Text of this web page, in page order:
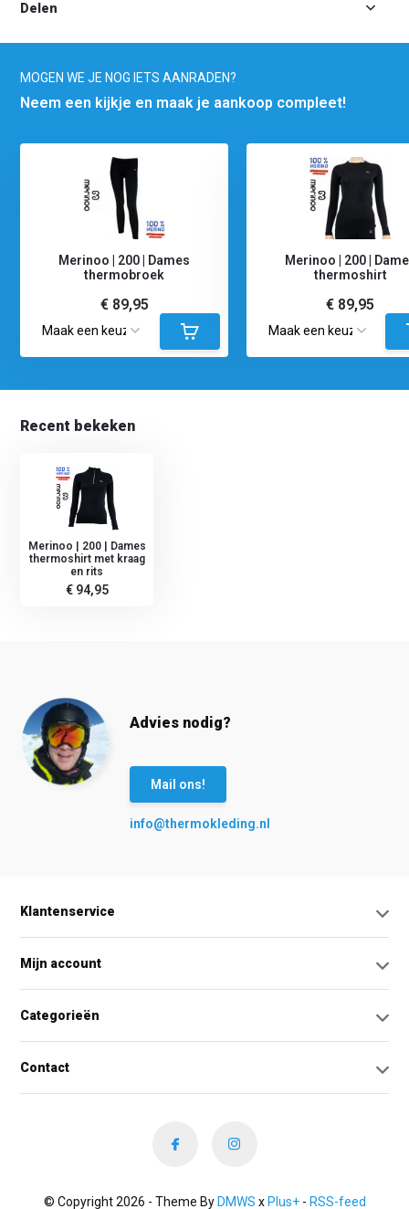
Delen
MOGEN WE JE NOG IETS AANRADEN?
Neem een kijkje en maak je aankoop compleet!
Merinoo | 200 | Dames
thermobroek
€ 89,95
Merinoo | 200 |
thermoshirt
€ 89,95
Recent bekeken
Merinoo | 200 | Dames
thermoshirt met kraag
en rits
€ 94,95
Advies nodig?
Mail ons!
info@thermokleding.nl
Klantenservice
Mijn account
Categorieën
Contact
© Copyright 2026 - Theme By DMWS x Plus+- RSS-feed